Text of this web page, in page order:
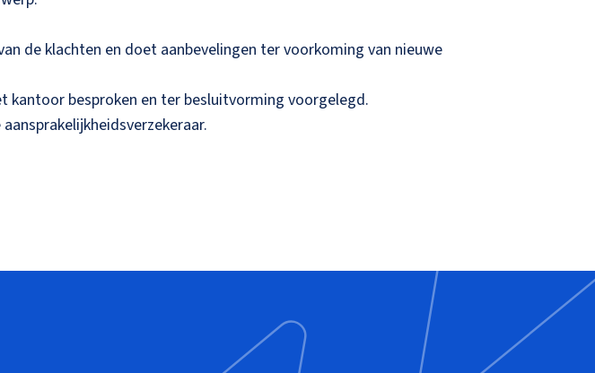
de klachten en doet aanbevelingen ter voorkoming van nieuwe
kantoor besproken en ter besluitvorming voorgelegd.